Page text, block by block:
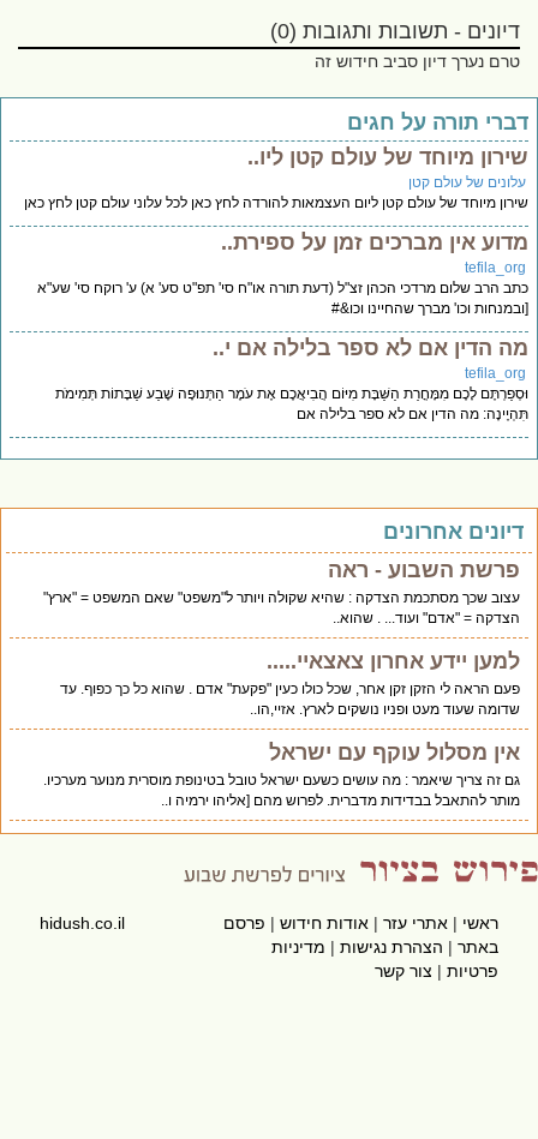
דיונים - תשובות ותגובות (0)
טרם נערך דיון סביב חידוש זה
תורה על חגים
מיוחד של עולם קטן ליו..
של עולם קטן
מיוחד של עולם קטן ליום העצמאות להורדה לחץ כאן לכל עלוני עולם קטן לחץ כאן
אין מברכים זמן על ספירת..
הרב שלום מרדכי הכהן זצ"ל (דעת תורה או"ח סי' תפ"ט סע' א) ע' רוקח סי' שע"א
וכו' מברך שהחיינו וכו&#
הדין אם לא ספר בלילה אם י..
לָכֶם מִמָּחֳרַת הַשַּׁבָּת מִיּוֹם הֲבִיאֲכֶם אֶת עֹמֶר הַתְּנוּפָה שֶׁבַע שַׁבָּתוֹת תְּמִימֹת
מה הדין אם לא ספר בלילה אם
אחרונים
פרשת השבוע - ראה
עצוב שכך מסתכמת הצדקה : שהיא שקולה ויותר ל"משפט" שאם המשפט = "ארץ"
הצדקה = "אדם" ועוד... . שהוא..
למען יידע אחרון צאצאיי.....
פעם הראה לי הזקן זקן אחר, שכל כולו כעין "פקעת" אדם . שהוא כל כך כפוף. עד
שדומה שעוד מעט ופניו נושקים לארץ. אזיי,הו..
אין מסלול עוקף עם ישראל
גם זה צריך שיאמר : מה עושים כשעם ישראל טובל בטינופת מוסרית מנוער מערכיו.
מותר להתאבל בבדידות מדברית. לפרוש מהם [אליהו ירמיה ו..
ראשי|אתרי עזר|אודות חידוש|פרסם
באתר|הצהרת נגישות|מדיניות
פרטיות|צור קשר
hidush.co.il